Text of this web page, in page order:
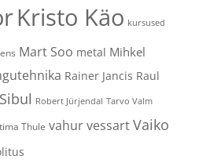
Kristo Käo kursused
Mart Soo metal Mihkel
Rainer Jancis Raul
Robert Jürjendal Tarvo Valm
Thule vahur vessartVaiko